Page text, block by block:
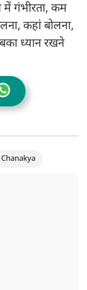
में गंभीरता, कम
कहां बोलना,
ध्यान रखने
Chanakya